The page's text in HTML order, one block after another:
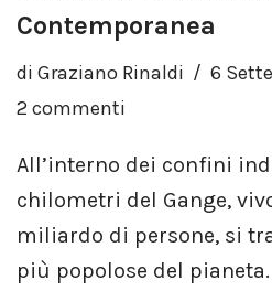
Contemporanea
di Graziano Rinaldi
6
2 commenti
All’interno dei confini
chilometri del Gange,
miliardo di persone, si
più popolose del